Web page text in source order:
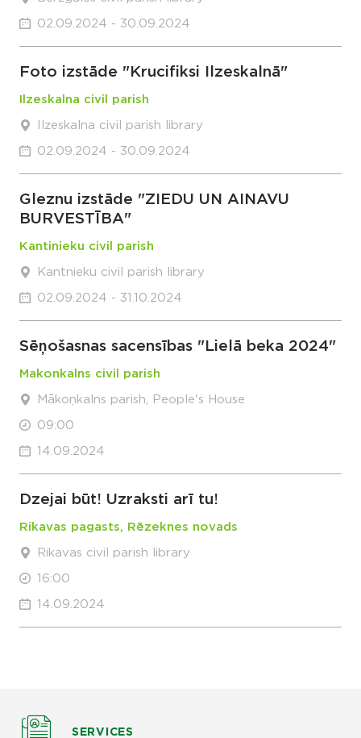
02.09.2024 - 30.09.2024
Foto izstāde "Krucifiksi Ilzeskalnā"
Ilzeskalna civil parish
Ilzeskalna civil parish library
02.09.2024 - 30.09.2024
Gleznu izstāde "ZIEDU UN AINAVU
BURVESTĪBA"
Kantinieku civil parish
Kantnieku civil parish library
02.09.2024 - 31.10.2024
Sēņošasnas sacensības "Lielā beka 2024"
Makonkalns civil parish
Mākoņkalns parish, People's House
09:00
14.09.2024
Dzejai būt! Uzraksti arī tu!
Rikavas pagasts, Rēzeknes novads
Rikavas civil parish library
16:00
14.09.2024
SERVICES